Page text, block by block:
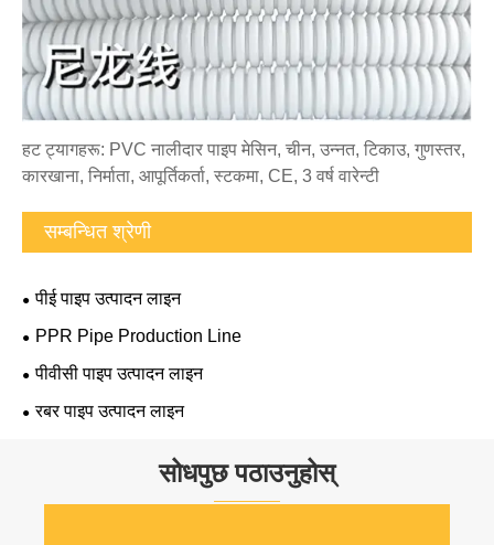
हट ट्यागहरू: PVC नालीदार पाइप मेसिन, चीन, उन्नत, टिकाउ, गुणस्तर,
कारखाना, निर्माता, आपूर्तिकर्ता, स्टकमा, CE, 3 वर्ष वारेन्टी
सम्बन्धित श्रेणी
पीई पाइप उत्पादन लाइन
PPR Pipe Production Line
पीवीसी पाइप उत्पादन लाइन
रबर पाइप उत्पादन लाइन
सोधपुछ पठाउनुहोस्